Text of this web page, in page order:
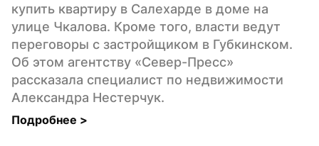
купить квартиру в Салехарде в доме на
улице Чкалова. Кроме того, власти ведут
переговоры с застройщиком в Губкинском.
Об этом агентству «Север-Пресс»
рассказала специалист по недвижимости
Александра Нестерчук.
Подробнее >